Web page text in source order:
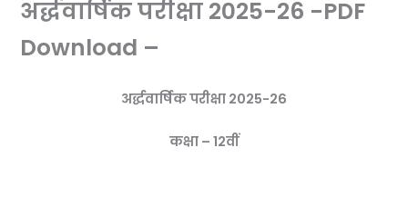
अर्द्धवार्षिक परीक्षा 2025-26 -PDF
Download –
अर्द्धवार्षिक परीक्षा 2025-26
कक्षा – 12वीं